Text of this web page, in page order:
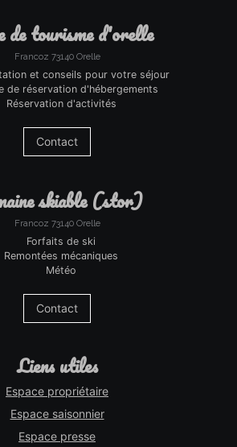
de tourisme d'orelle
Francoz 73140 Orelle
et conseils pour votre séjour
de réservation d'hébergements
Réservation d'activités
Contact
skiable (stor)
Francoz 73140 Orelle
Forfaits de ski
Remontées mécaniques
Météo
Contact
liens utiles
Espace propriétaire
Espace saisonnier
Espace presse